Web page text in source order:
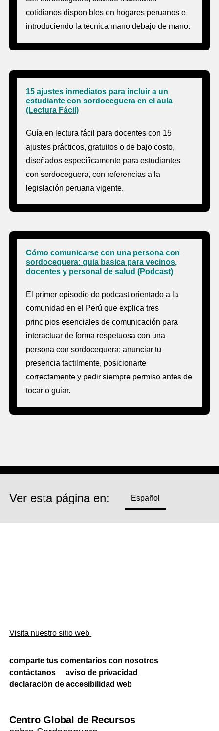
cotidianos disponibles en hogares peruanos e
introduciendo la técnica mano debajo de mano.
15 ajustes inmediatos para incluir a un
estudiante con sordoceguera en el aula
(Lectura Fácil)
Guía en lectura fácil para docentes con 15
ajustes prácticos, gratuitos o de bajo costo,
diseñados específicamente para estudiantes
con sordoceguera, con referencias a la
legislación peruana vigente.
Cómo comunicarse con una persona con
sordoceguera: guia basica para vecinos,
docentes y personal de salud (Podcast)
El primer episodio de podcast orientado a la
comunidad en el Perú que explica tres
principios esenciales de comunicación para
interactuar de forma respetuosa con una
persona con sordoceguera: anunciar tu
presencia tactilmente, posicionarte
correctamente y pedir siempre permiso antes de
tocar o guiar.
Ver esta página en: Español
Visita nuestro sitio web
comparte tus comentarios con nosotros
contáctanos
aviso de privacidad
declaración de accesibilidad web
Centro Global de Recursos